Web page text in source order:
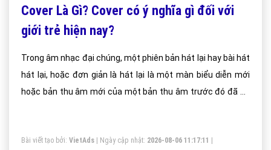
Cover Là Gì? Cover có ý nghĩa gì đối với
giới trẻ hiện nay?
Trong âm nhạc đại chúng, một phiên bản hát lại hay bài hát
hát lại, hoặc đơn giản là hát lại là một màn biểu diễn mới
hoặc bản thu âm mới của một bản thu âm trước đó đã có
Bài viết tạo bởi: VietAds | Ngày cập nhật: 2026-08-06 11:17:11